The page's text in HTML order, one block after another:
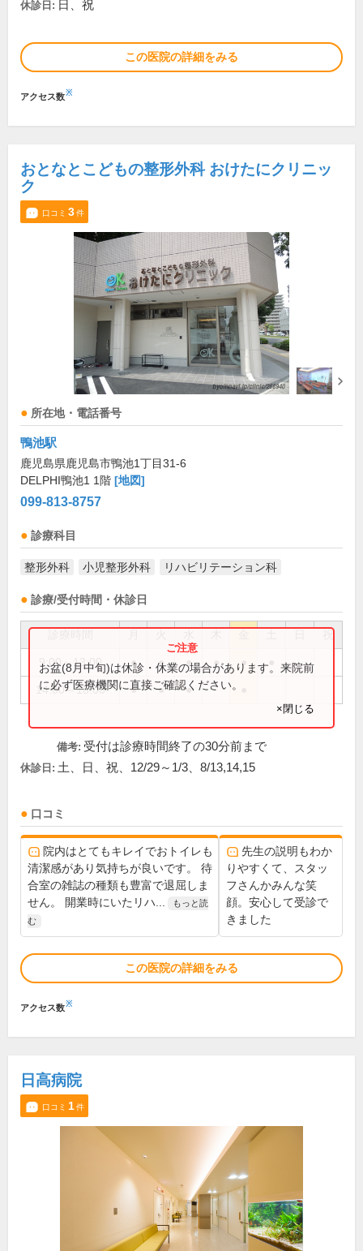
休診日: 日、祝
この医院の詳細をみる
アクセス数※
おとなとこどもの整形外科 おけたにクリニッ
ク
口コミ 3件
所在地・電話番号
鴨池駅
鹿児島県鹿児島市鴨池1丁目31-6
DELPHI鴨池1 1階 [地図]
099-813-8757
診療科目
整形外科 小児整形外科 リハビリテーション科
診療/受付時間・休診日
祝
9:00～13:00 ● ● ● ● ●
14:00～18:00 ● ● ●
お盆(8月中旬)は休診・休業の場合があります。来院前
に必ず医療機関に直接ご確認ください。
×閉じる
備考: 受付は診療時間終了の30分前まで
休診日: 土、日、祝、12/29～1/3、8/13,14,15
口コミ
院内はとてもキレイでおトイレも
清潔感があり気持ちが良いです。 待
合室の雑誌の種類も豊富で退屈しま
せん。 開業時にいたリハ...
もっと読
む
先生の説明もわか
りやすくて、スタッ
フさんかみんな笑
顔。安心して受診で
きました
この医院の詳細をみる
アクセス数※
日高病院
口コミ 1件